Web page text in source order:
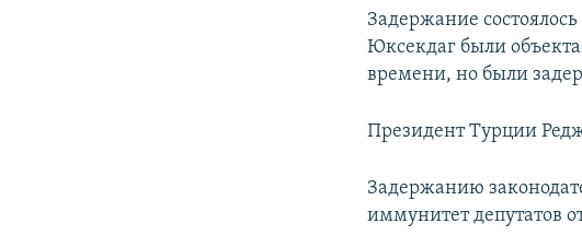
Задержание
Юксекдаг были
времени, но были
Президент Турции
Задержанию
иммунитет депутатов